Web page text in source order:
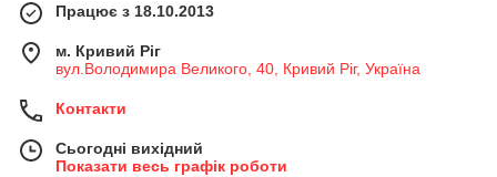
Працює з 18.10.2013
м. Кривий Ріг
вул.Володимира Великого, 40, Кривий Ріг, Україна
Контакти
Сьогодні вихідний
Показати весь графік роботи